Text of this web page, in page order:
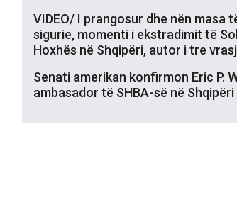
VIDEO/ I prangosur dhe nën masa
sigurie, momenti i ekstradimit të
Hoxhës në Shqipëri, autor i tre
Senati amerikan konfirmon Eric P.
ambasador të SHBA-së në Shqipëri